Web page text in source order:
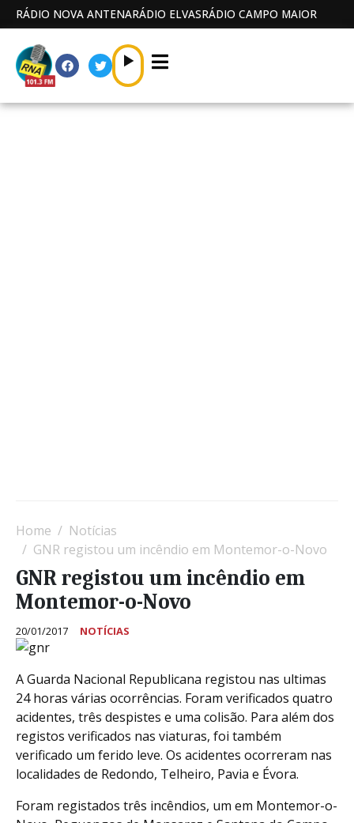
RÁDIO NOVA ANTENARÁDIO ELVASRÁDIO CAMPO MAIOR
Home
Notícias
GNR registou um incêndio em Montemor-o-Novo
GNR registou um incêndio em
Montemor-o-Novo
20/01/2017 NOTÍCIAS
A Guarda Nacional Republicana registou nas ultimas
24 horas várias ocorrências. Foram verificados quatro
acidentes, três despistes e uma colisão. Para além dos
registos verificados nas viaturas, foi também
verificado um ferido leve. Os acidentes ocorreram nas
localidades de Redondo, Telheiro, Pavia e Évora.
Foram registados três incêndios, um em Montemor-o-